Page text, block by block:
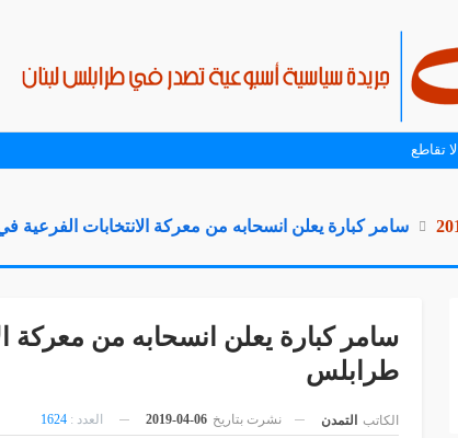
لا تقاطع
سامر كبارة يعلن انسحابه من معركة الانتخابات الفرعية
سامر كبارة يعلن انسحابه من معركة
طرابلس
الكاتب التمدن نشرت بتاريخ 06-04-2019 العدد : 1624